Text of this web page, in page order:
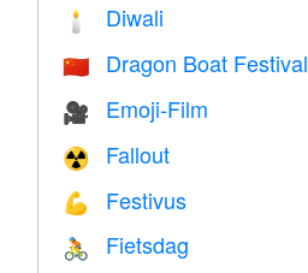
🕯 Diwali
🇨🇳 Dragon Boat Festival
🎥 Emoji-Film
☢️ Fallout
💪 Festivus
🚴 Fietsdag